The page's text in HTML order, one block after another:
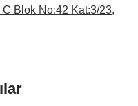
Blok No:42 Kat:3/23,